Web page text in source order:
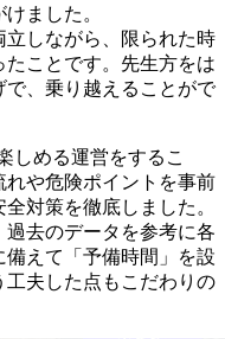
ました。
しながら、限られた時
ことです。先生方をは
で、乗り越えることがで
しめる運営をするこ
れや危険ポイントを事前
対策を徹底しました。
去のデータを参考に各
えて「予備時間」を設
夫した点もこだわりの